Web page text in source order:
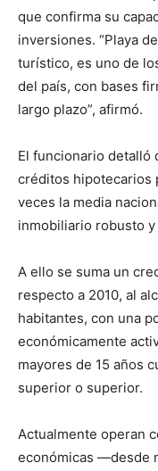
que confirma su
inversiones. “Playa
turístico, es uno de
del país, con bases
largo plazo”, afirmó.
El funcionario detalló
créditos hipotecarios
veces la media
inmobiliario robusto
A ello se suma un
respecto a 2010, al
habitantes, con una
económicamente
mayores de 15 años
superior o superior.
Actualmente operan
económicas —desde